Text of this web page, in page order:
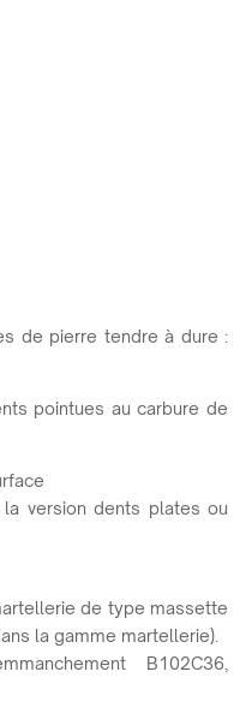
de pierre tendre à dure :
pointues au carbure de
version dents plates ou
de type massette
la gamme martellerie).
B102C36,